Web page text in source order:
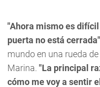
"Ahora mismo es
puerta no está cerrada"
mundo en una rueda
Marina. "La principal
cómo me voy a sentir